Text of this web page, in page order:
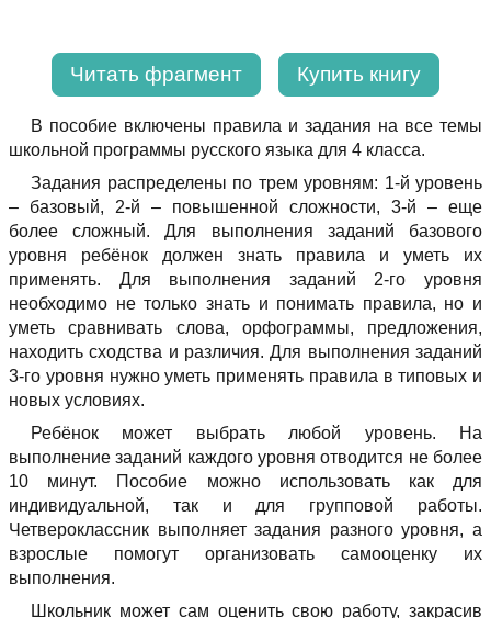
Читать фрагмент Купить книгу
В пособие включены правила и задания на все темы
школьной программы русского языка для 4 класса.
Задания распределены по трем уровням: 1-й уровень
– базовый, 2-й – повышенной сложности, 3-й – еще
более сложный. Для выполнения заданий базового
уровня ребёнок должен знать правила и уметь их
применять. Для выполнения заданий 2-го уровня
необходимо не только знать и понимать правила, но и
уметь сравнивать слова, орфограммы, предложения,
находить сходства и различия. Для выполнения заданий
3-го уровня нужно уметь применять правила в типовых и
новых условиях.
Ребёнок может выбрать любой уровень. На
выполнение заданий каждого уровня отводится не более
10 минут. Пособие можно использовать как для
индивидуальной, так и для групповой работы.
Четвероклассник выполняет задания разного уровня, а
взрослые помогут организовать самооценку их
выполнения.
Школьник может сам оценить свою работу, закрасив